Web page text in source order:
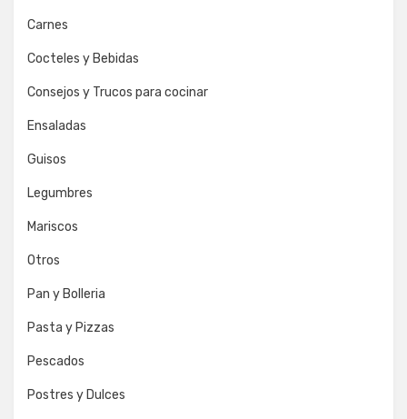
Carnes
Cocteles y Bebidas
Consejos y Trucos para cocinar
Ensaladas
Guisos
Legumbres
Mariscos
Otros
Pan y Bolleria
Pasta y Pizzas
Pescados
Postres y Dulces